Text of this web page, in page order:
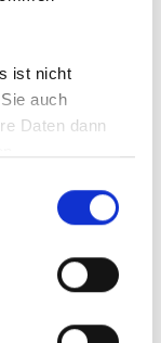
ist nicht
auch
Daten dann